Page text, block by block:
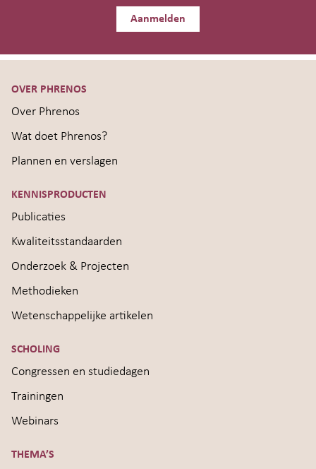
Aanmelden
OVER PHRENOS
Over Phrenos
Wat doet Phrenos?
Plannen en verslagen
KENNISPRODUCTEN
Publicaties
Kwaliteitsstandaarden
Onderzoek & Projecten
Methodieken
Wetenschappelijke artikelen
SCHOLING
Congressen en studiedagen
Trainingen
Webinars
THEMA’S